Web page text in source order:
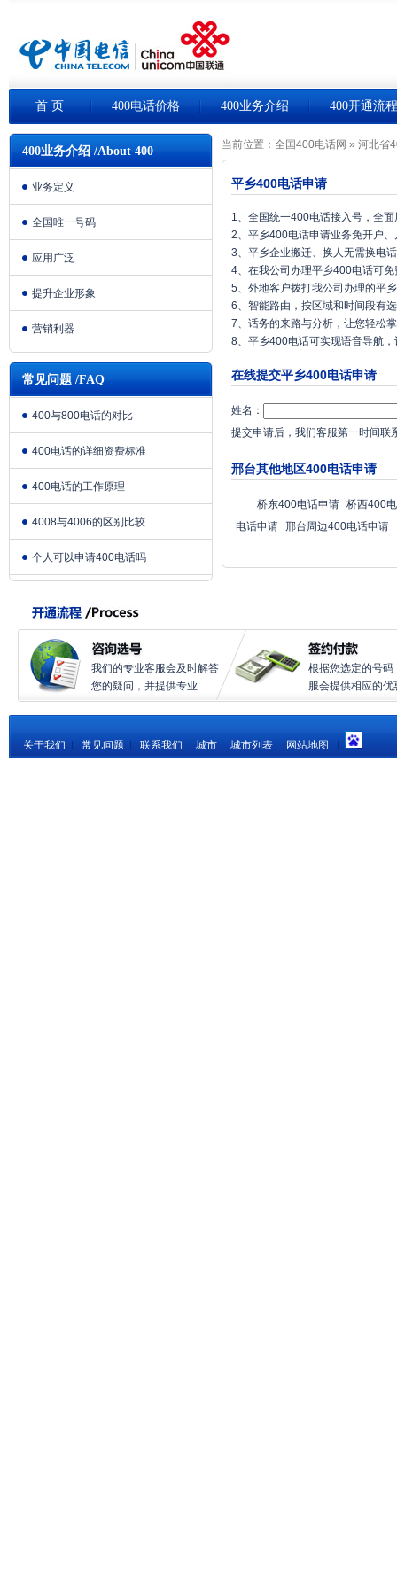
首 页 400电话价格 400业务介绍 400开通流程
400业务介绍 /About 400
业务定义
全国唯一号码
应用广泛
提升企业形象
营销利器
常见问题 /FAQ
400与800电话的对比
400电话的详细资费标准
400电话的工作原理
4008与4006的区别比较
个人可以申请400电话吗
当前位置： 全国400电话网 » 河北省
平乡400电话申请
1、全国统一400电话接入号，全
2、平乡400电话申请业务免开户
3、平乡企业搬迁、换人无需换电
4、在我公司办理平乡400电话可
5、外地客户拨打我公司办理的平
6、智能路由，按区域和时间段有
7、话务的来路与分析，让您轻松
8、平乡400电话可实现语音导航
在线提交平乡400电话申请
姓名：
提交申请后，我们客服第一时间联
邢台其他地区400电话申请
桥东400电话申请 桥西400
电话申请 邢台周边400电话申请
我们的专业客服会及时解答
您的疑问，并提供专业...
根据您选定的号码
服会提供相应的优
关于我们 常见问题 联系我们 城市 城市列表 网站地图